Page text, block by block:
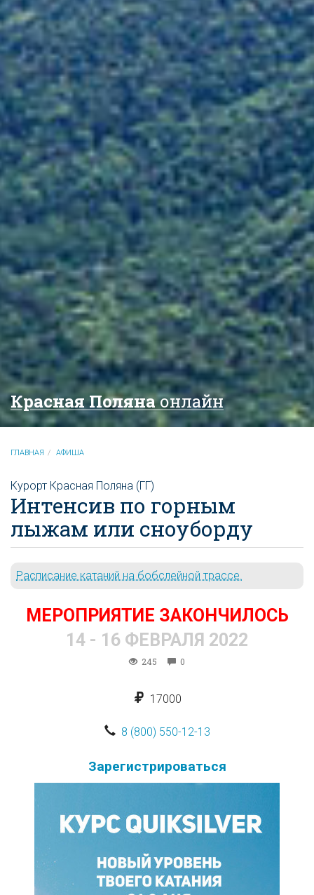
Красная Полянаонлайн
ГЛАВНАЯ АФИША
Курорт Красная Поляна (ГГ)
Интенсив по горным
лыжам или сноуборду
Расписание катаний на бобслейной трассе.
МЕРОПРИЯТИЕ ЗАКОНЧИЛОСЬ
14 - 16 ФЕВРАЛЯ 2022
245 0
17000
8 (800) 550-12-13
Зарегистрироваться